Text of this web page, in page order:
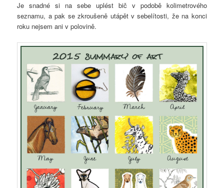
Je snadné si na sebe uplést bič v podobě kolimetrového
seznamu, a pak se zkroušeně utápět v sebelítosti, že na konci
roku nejsem ani v polovině.